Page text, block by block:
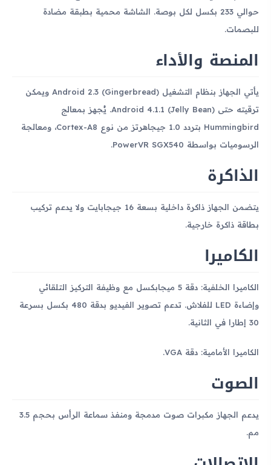
حوالي 233 بكسل لكل بوصة. الشاشة محمية بطبقة مضادة
للبصمات.
المنصة والأداء
يأتي الجهاز بنظام التشغيل Android 2.3 (Gingerbread) ويمكن
ترقيته حتى Android 4.1.1 (Jelly Bean). يُجهز بمعالج
Hummingbird بتردد 1.0 جيجاهرتز من نوع Cortex-A8، ومعالجة
الرسوميات بواسطة PowerVR SGX540.
الذاكرة
يتضمن الجهاز ذاكرة داخلية بسعة 16 جيجابايت ولا يدعم تركيب
بطاقة ذاكرة خارجية.
الكاميرا
الكاميرا الخلفية: دقة 5 ميجابكسل مع وظيفة التركيز التلقائي
وإضاءة LED للفلاش. تدعم تصوير الفيديو بدقة 480 بكسل بسرعة
30 إطارا في الثانية.
الكاميرا الأمامية: دقة VGA.
الصوت
يدعم الجهاز مكبرات صوت مدمجة ومنفذ سماعة الرأس بحجم 3.5
مم.